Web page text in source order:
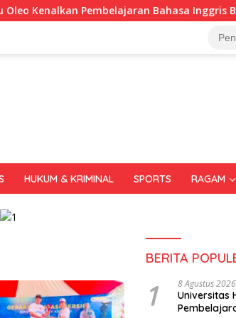
Pembelajaran Bahasa Inggris Berbasis
HUKUM & KRIMINAL SPORTS RAGAM
BERITA
1 8 Agustus 2026
Universitas